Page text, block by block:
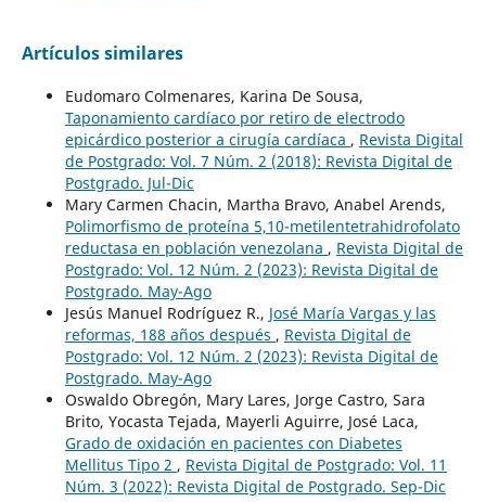
Artículos similares
Eudomaro Colmenares, Karina De Sousa,
Taponamiento cardíaco por retiro de electrodo
epicárdico posterior a cirugía cardíaca , Revista Digital
de Postgrado: Vol. 7 Núm. 2 (2018): Revista Digital de
Postgrado. Jul-Dic
Mary Carmen Chacin, Martha Bravo, Anabel Arends,
Polimorfismo de proteína 5,10-metilentetrahidrofolato
reductasa en población venezolana , Revista Digital de
Postgrado: Vol. 12 Núm. 2 (2023): Revista Digital de
Postgrado. May-Ago
Jesús Manuel Rodríguez R., José María Vargas y las
reformas, 188 años después , Revista Digital de
Postgrado: Vol. 12 Núm. 2 (2023): Revista Digital de
Postgrado. May-Ago
Oswaldo Obregón, Mary Lares, Jorge Castro, Sara
Brito, Yocasta Tejada, Mayerli Aguirre, José Laca,
Grado de oxidación en pacientes con Diabetes
Mellitus Tipo 2 , Revista Digital de Postgrado: Vol. 11
Núm. 3 (2022): Revista Digital de Postgrado. Sep-Dic